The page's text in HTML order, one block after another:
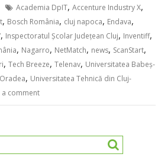
Academia DpIT,Accenture Industry X,
, Bosch România, cluj napoca, Endava,
, Inspectoratul Școlar Județean Cluj, Inventiff,
, Nagarro, NetMatch, news, ScanStart,
,Tech Breeze,Telenav, Universitatea Babeș-
, Universitatea Tehnică din Cluj-
a comment